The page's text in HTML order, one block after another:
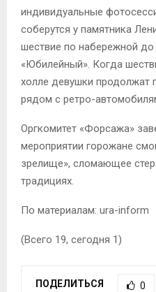
индивидуальные
соберутся у памятника
шествие по набережной до
«Юбилейный». Когда
холле девушки продолжат
рядом с ретро-
Оргкомитет «Форсажа»
мероприятии горожане
зрелище», сломающее
традициях.
По материалам: ura-inform
(Всего 19, сегодня 1)
ПОДЕЛИТЬСЯ 0